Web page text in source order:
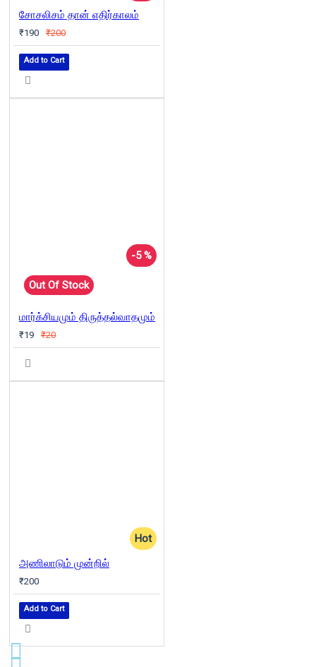
சோசலிசம் தான் எதிர்காலம்
₹190 ₹200
Add to Cart
-5 %
Out Of Stock
மார்க்சியமும் திருத்தல்வாதமும்
₹19 ₹20
Hot
அணிலாடும் முன்றில்
₹200
Add to Cart